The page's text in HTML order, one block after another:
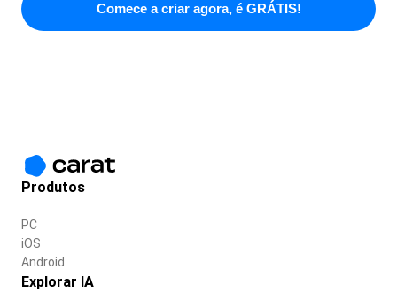
Comece a criar agora, é GRÁTIS!
Produtos
PC
iOS
Android
Explorar IA